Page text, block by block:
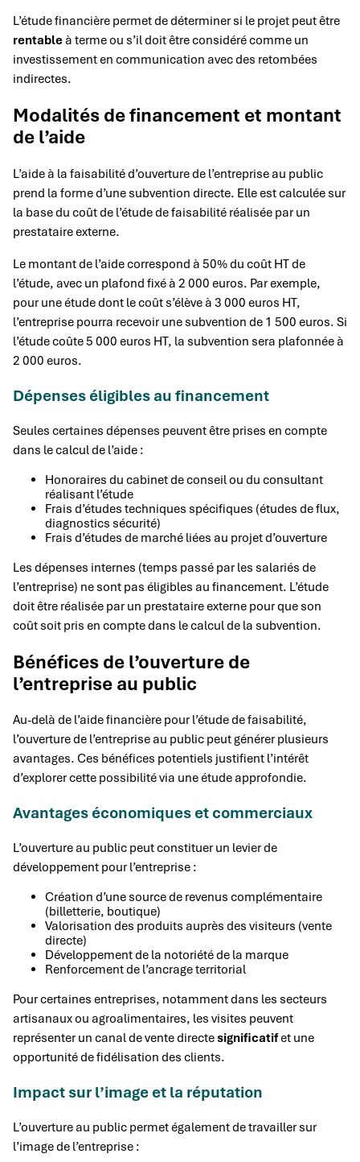
L’étude financière permet de déterminer si le projet peut être
rentableà terme ou s’il doit être considéré comme un
investissement en communication avec des retombées
indirectes.
Modalités de financement et montant
de l’aide
L’aide à la faisabilité d’ouverture de l’entreprise au public
prend la forme d’une subvention directe. Elle est calculée sur
la base du coût de l’étude de faisabilité réalisée par un
prestataire externe.
Le montant de l’aide correspond à 50% du coût HT de
l’étude, avec un plafond fixé à 2 000 euros. Par exemple,
pour une étude dont le coût s’élève à 3 000 euros HT,
l’entreprise pourra recevoir une subvention de 1 500 euros. Si
l’étude coûte 5 000 euros HT, la subvention sera plafonnée à
2 000 euros.
Dépenses éligibles au financement
Seules certaines dépenses peuvent être prises en compte
dans le calcul de l’aide :
Honoraires du cabinet de conseil ou du consultant
réalisant l’étude
Frais d’études techniques spécifiques (études de flux,
diagnostics sécurité)
Frais d’études de marché liées au projet d’ouverture
Les dépenses internes (temps passé par les salariés de
l’entreprise) ne sont pas éligibles au financement. L’étude
doit être réalisée par un prestataire externe pour que son
coût soit pris en compte dans le calcul de la subvention.
Bénéfices de l’ouverture de
l’entreprise au public
Au-delà de l’aide financière pour l’étude de faisabilité,
l’ouverture de l’entreprise au public peut générer plusieurs
avantages. Ces bénéfices potentiels justifient l’intérêt
d’explorer cette possibilité via une étude approfondie.
Avantages économiques et commerciaux
L’ouverture au public peut constituer un levier de
développement pour l’entreprise :
Création d’une source de revenus complémentaire
(billetterie, boutique)
Valorisation des produits auprès des visiteurs (vente
directe)
Développement de la notoriété de la marque
Renforcement de l’ancrage territorial
Pour certaines entreprises, notamment dans les secteurs
artisanaux ou agroalimentaires, les visites peuvent
représenter un canal de vente directesignificatifet une
opportunité de fidélisation des clients.
Impact sur l’image et la réputation
L’ouverture au public permet également de travailler sur
l’image de l’entreprise :